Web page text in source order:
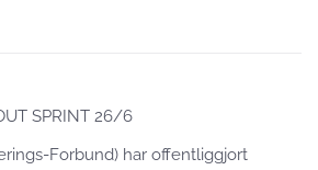
SPRINT 26/6
Forbund) har offentliggjort